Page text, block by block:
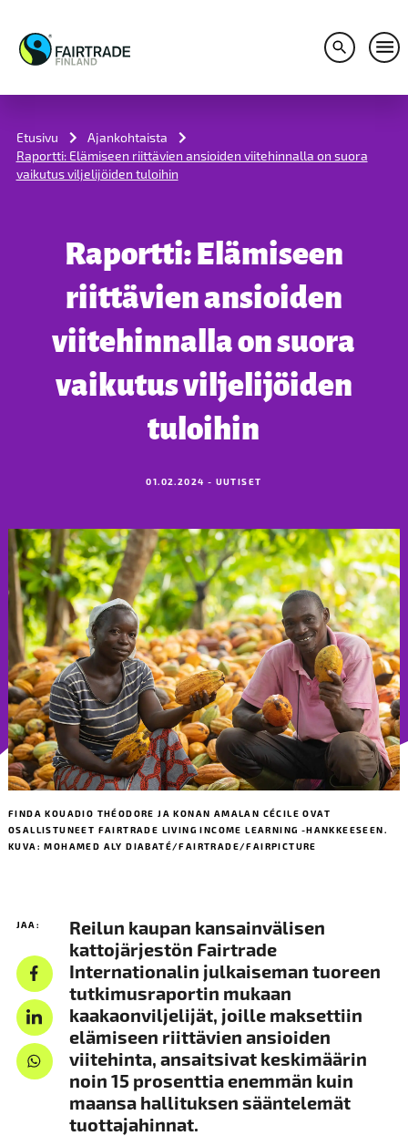
Avaa
Etusivu
Ajankohtaista
Raportti: Elämiseen riittävien ansioiden viitehinnalla on suora
vaikutus viljelijöiden tuloihin
Raportti: Elämiseen
riittävien ansioiden
viitehinnalla on suora
vaikutus viljelijöiden
tuloihin
01.02.2024 - UUTISET
FINDA KOUADIO THÉODORE JA KONAN AMALAN CÉCILE OVAT
OSALLISTUNEET FAIRTRADE LIVING INCOME LEARNING -HANKKEESEEN.
KUVA: MOHAMED ALY DIABATÉ/FAIRTRADE/FAIRPICTURE
JAA:
Reilun kaupan kansainvälisen
kattojärjestön Fairtrade
Internationalin julkaiseman tuoreen
tutkimusraportin mukaan
kaakaonviljelijät, joille maksettiin
elämiseen riittävien ansioiden
viitehinta, ansaitsivat keskimäärin
noin 15 prosenttia enemmän kuin
maansa hallituksen sääntelemät
tuottajahinnat.